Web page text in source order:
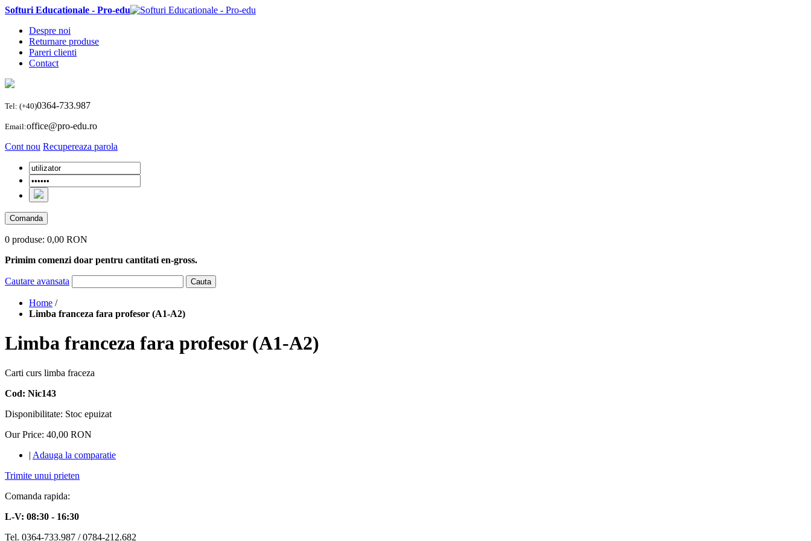
Softuri Educationale - Pro-edu
Despre noi
Returnare produse
Pareri clienti
Contact
Tel: (+40)0364-733.987
Email:office@pro-edu.ro
Cont nou Recupereaza parola
Comanda
0 produse: 0,00 RON
Primim comenzi doar pentru cantitati en-gross.
Cautare avansata Cauta
Home /
Limba franceza fara profesor (A1-A2)
Limba franceza fara profesor (A1-A2)
Carti curs limba fraceza
Cod: Nic143
Disponibilitate: Stoc epuizat
Our Price: 40,00 RON
| Adauga la comparatie
Trimite unui prieten
Comanda rapida:
L-V: 08:30 - 16:30
Tel. 0364-733.987 / 0784-212.682